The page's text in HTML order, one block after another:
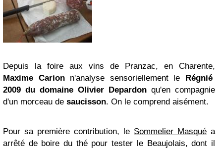
Depuis la foire aux vins de Pranzac, en Charente,
Maxime Carionn'analyse sensoriellement le Régnié
2009 du domaine Olivier Depardon qu'en compagnie
d'un morceau de saucisson. On le comprend aisément.
Pour sa première contribution, le Sommelier Masqué a
arrêté de boire du thé pour tester le Beaujolais, dont il